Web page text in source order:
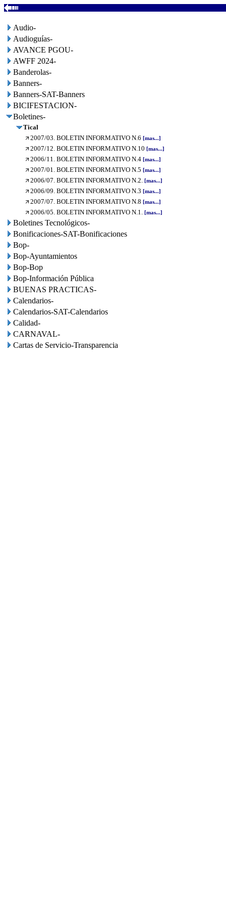
Audio-
Audioguías-
AVANCE PGOU-
AWFF 2024-
Banderolas-
Banners-
Banners-SAT-Banners
BICIFESTACION-
Boletines-
Tical
2007/03. BOLETIN INFORMATIVO N.6 [mas...]
2007/12. BOLETIN INFORMATIVO N.10 [mas...]
2006/11. BOLETIN INFORMATIVO N.4 [mas...]
2007/01. BOLETIN INFORMATIVO N.5 [mas...]
2006/07. BOLETIN INFORMATIVO N.2. [mas...]
2006/09. BOLETIN INFORMATIVO N.3 [mas...]
2007/07. BOLETIN INFORMATIVO N.8 [mas...]
2006/05. BOLETIN INFORMATIVO N.1. [mas...]
Boletines Tecnológicos-
Bonificaciones-SAT-Bonificaciones
Bop-
Bop-Ayuntamientos
Bop-Bop
Bop-Información Pública
BUENAS PRACTICAS-
Calendarios-
Calendarios-SAT-Calendarios
Calidad-
CARNAVAL-
Cartas de Servicio-Transparencia